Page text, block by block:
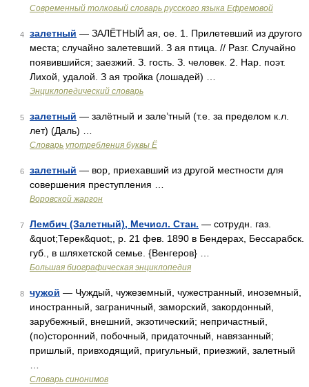
Современный толковый словарь русского языка Ефремовой
4 залетный — ЗАЛЁТНЫЙ ая, ое. 1. Прилетевший из другого
места; случайно залетевший. З ая птица. // Разг. Случайно
появившийся; заезжий. З. гость. З. человек. 2. Нар. поэт.
Лихой, удалой. З ая тройка (лошадей) …
Энциклопедический словарь
5 залетный — залётный и зале’тный (т.е. за пределом к.л.
лет) (Даль) …
Словарь употребления буквы Ё
6 залетный — вор, приехавший из другой местности для
совершения преступления …
Воровской жаргон
7 Лембич (Залетный), Мечисл. Стан. — сотрудн. газ.
&quot;Терек&quot;, р. 21 фев. 1890 в Бендерах, Бессарабск.
губ., в шляхетской семье. {Венгеров} …
Большая биографическая энциклопедия
8 чужой — Чуждый, чужеземный, чужестранный, иноземный,
иностранный, заграничный, заморский, закордонный,
зарубежный, внешний, экзотический; непричастный,
(по)сторонний, побочный, придаточный, навязанный;
пришлый, привходящий, пригульный, приезжий, залетный
Словарь синонимов